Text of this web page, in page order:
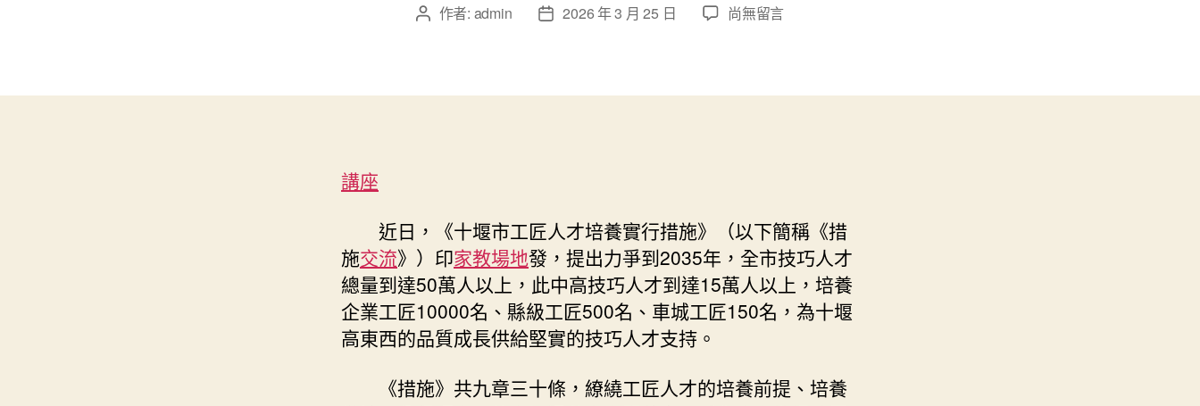
文 作者: admin
文
日
2026 年 3 月 25 日
在
到
堰
市
出
臺
工
才
培
尚無留言
講座
近日，《十堰市工匠人才培養實行措施》（以下簡稱《措
施交流》）印家教場地發，提出力爭到2035年，全市技巧人才
總量到達50萬人以上，此中高技巧人才到達15萬人以上，培養
企業工匠10000名、縣級工匠500名、車城工匠150名，為十堰
高東西的品質成長供給堅實的技巧人才支持。
《措施》共九章三十條，繚繞工匠人才的培養前提、培養